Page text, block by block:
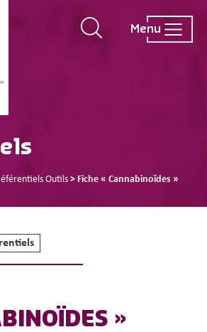
Menu
Outils > Fiche « Cannabinoïdes »
»